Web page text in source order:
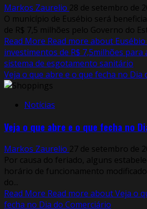
Markos Zaurelio 28 de setembro de
O município de Eusébio será
de R$ 7,5 milhões pelo Governo do
Read More Read more about
investimentos de R$ 7,5milhões para
sistema de esgotamento sanitário
Veja o que abre e o que fecha no Dia
Notícias
Veja o que abre e o que fecha no
Markos Zaurelio 27 de setembro de
Por causa do feriado, alguns
horário de funcionamento
do...
Read More Read more about Veja o
fecha no Dia do Comerciário